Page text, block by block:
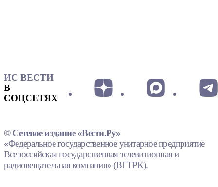
ИС ВЕСТИ
В
СОЦСЕТЯХ
© Сетевое издание «Вести.Ру»
«Федеральное государственное унитарное предприятие
Всероссийская государственная телевизионная и
радиовещательная компания» (ВГТРК).